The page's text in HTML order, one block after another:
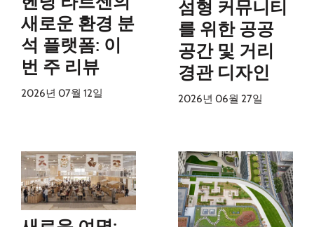
새로운 환경 분
석 플랫폼: 이
번 주 리뷰
2026년 07월 12일
섬형 커뮤니티
를 위한 공공
공간 및 거리
경관 디자인
2026년 06월 27일